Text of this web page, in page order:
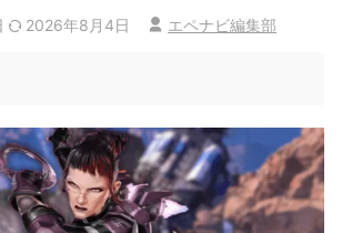
2026年8月4日 エペナビ編集部